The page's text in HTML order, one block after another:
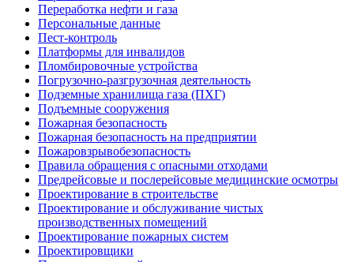
Переработка нефти и газа
Персональные данные
Пест-контроль
Платформы для инвалидов
Пломбировочные устройства
Погрузочно-разгрузочная деятельность
Подземные хранилища газа (ПХГ)
Подъемные сооружения
Пожарная безопасность
Пожарная безопасность на предприятии
Пожаровзрывобезопасность
Правила обращения с опасными отходами
Предрейсовые и послерейсовые медицинские осмотры
Проектирование в строительстве
Проектирование и обслуживание чистых
производственных помещений
Проектирование пожарных систем
Проектировщики